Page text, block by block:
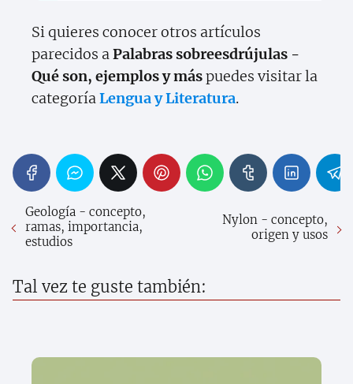
Si quieres conocer otros artículos
parecidos aPalabras sobreesdrújulas -
Qué son, ejemplos y máspuedes visitar la
categoríaLengua y Literatura.
Geología - concepto,
ramas, importancia,
estudios
Nylon - concepto,
origen y usos
Tal vez te guste también: